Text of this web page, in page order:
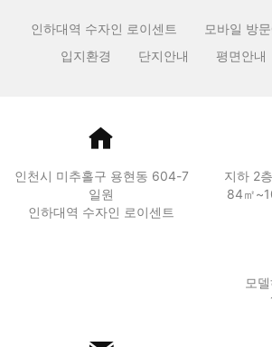
인하대역 수자인 로이센트 모바일 방
입지환경
단지안내 평면안내
인천시 미추홀구 용현동 604-7
일원
인하대역 수자인 로이센트
지하 2
84㎡
모